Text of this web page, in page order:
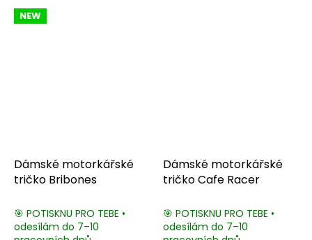
NEW
Dámské motorkářské
tričko Bribones
🎯 POTISKNU PRO TEBE •
odesílám do 7–10
Dámské motorkářské
tričko Cafe Racer
🎯 POTISKNU PRO TEBE •
odesílám do 7–10